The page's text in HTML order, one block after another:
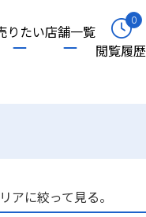
りたい店舗一覧
0
閲覧履歴
に絞って見る。